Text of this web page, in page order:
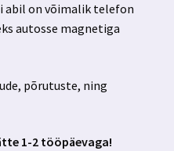
abil on võimalik telefon
autosse magnetiga
põrutuste, ning
1-2 tööpäevaga!